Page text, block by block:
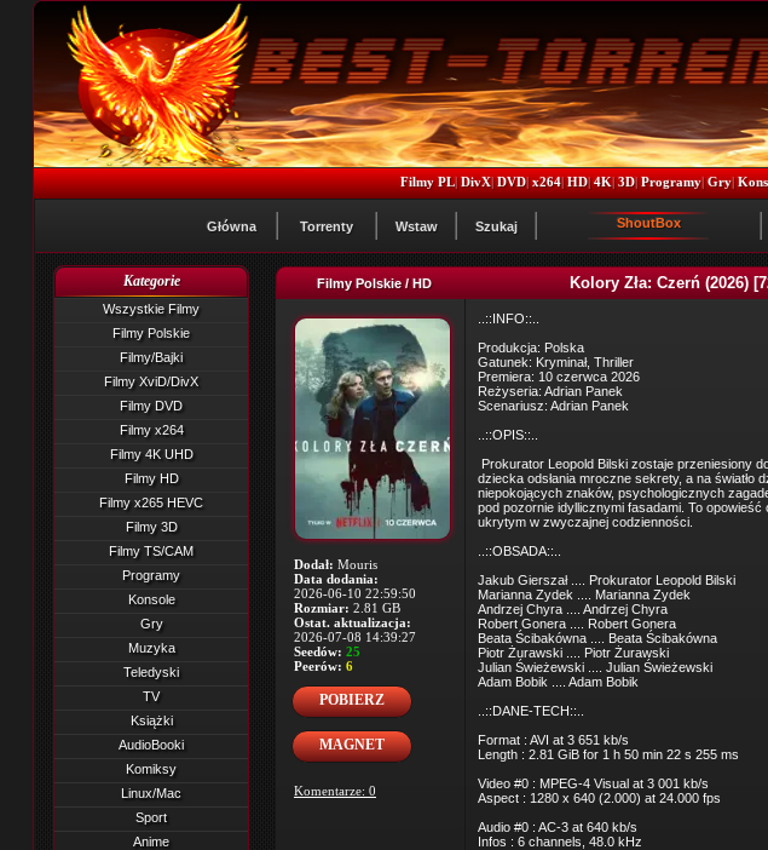
Filmy PL|DivX|DVD|x264|HD|4K|3D|Programy|Gry|
Główna Torrenty Wstaw Szukaj ShoutBox
Kategorie
Wszystkie Filmy
Filmy Polskie
Filmy/Bajki
Filmy XviD/DivX
Filmy DVD
Filmy x264
Filmy 4K UHD
Filmy HD
Filmy x265 HEVC
Filmy 3D
Filmy TS/CAM
Programy
Konsole
Gry
Muzyka
Teledyski
TV
Książki
AudioBooki
Komiksy
Linux/Mac
Sport
Anime
Filmy Polskie / HD Kolory Zła: Czerń (2026)
Dodał: Mouris
Data dodania:
2026-06-10 22:59:50
Rozmiar: 2.81 GB
Ostat. aktualizacja:
2026-07-08 14:39:27
Seedów: 25
Peerów: 6
POBIERZ
MAGNET
Komentarze: 0
..::INFO::..
Produkcja: Polska
Gatunek: Kryminał, Thriller
Premiera: 10 czerwca 2026
Reżyseria: Adrian Panek
Scenariusz: Adrian Panek
..::OPIS::..
Prokurator Leopold Bilski zostaje przeniesiony
dziecka odsłania mroczne sekrety, a na światło
niepokojących znaków, psychologicznych
pod pozornie idyllicznymi fasadami. To
ukrytym w zwyczajnej codzienności.
..::OBSADA::..
Jakub Gierszał .... Prokurator Leopold Bilski
Marianna Zydek .... Marianna Zydek
Andrzej Chyra .... Andrzej Chyra
Robert Gonera .... Robert Gonera
Beata Ścibakówna .... Beata Ścibakówna
Piotr Żurawski .... Piotr Żurawski
Julian Świeżewski .... Julian Świeżewski
Adam Bobik .... Adam Bobik
..::DANE-TECH::..
Format : AVI at 3 651 kb/s
Length : 2.81 GiB for 1 h 50 min 22 s 255 ms
Video #0 : MPEG-4 Visual at 3 001 kb/s
Aspect : 1280 x 640 (2.000) at 24.000 fps
Audio #0 : AC-3 at 640 kb/s
Infos : 6 channels, 48.0 kHz